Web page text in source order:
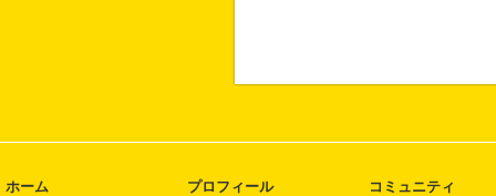
ホーム プロフィール コミュニティ